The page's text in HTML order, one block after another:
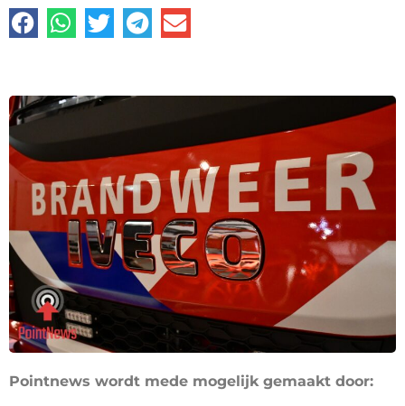
Pointnews wordt mede mogelijk gemaakt door: